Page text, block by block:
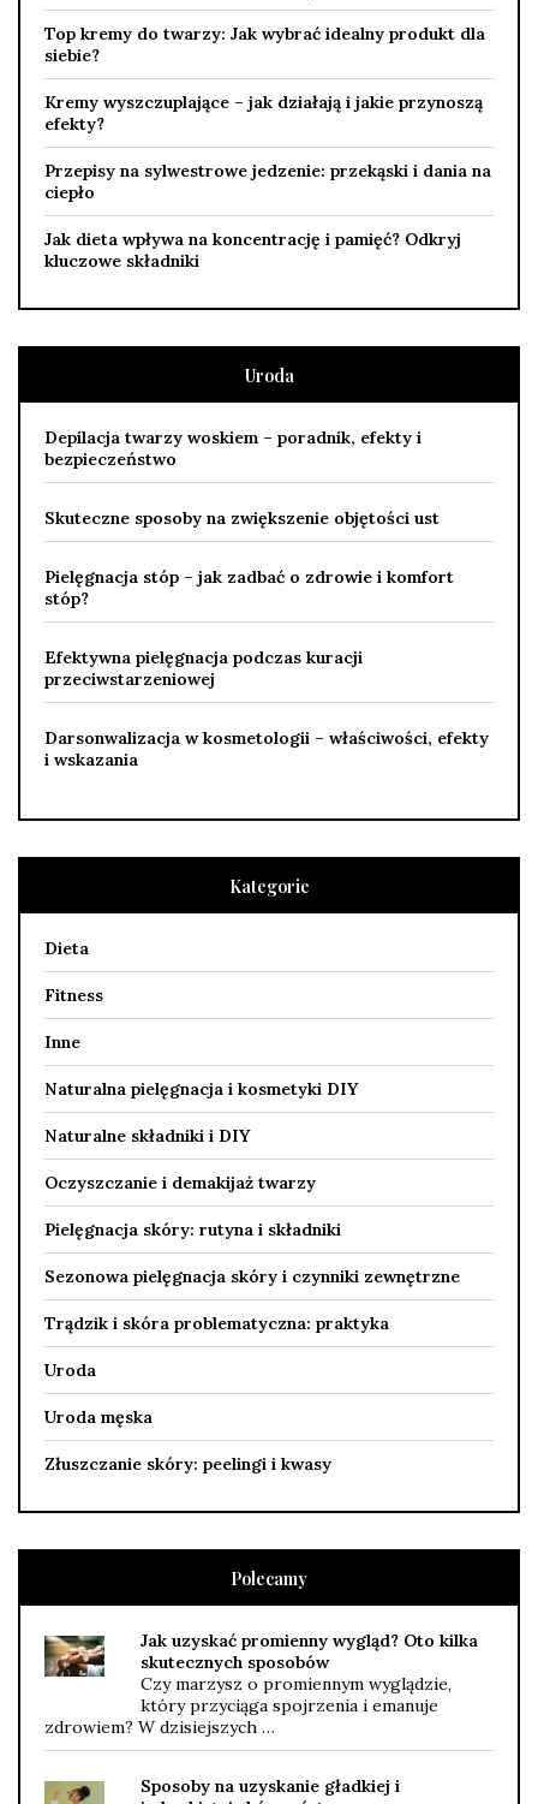
Top kremy do twarzy: Jak wybrać idealny produkt dla
siebie?
Kremy wyszczuplające – jak działają i jakie przynoszą
efekty?
Przepisy na sylwestrowe jedzenie: przekąski i dania na
ciepło
Jak dieta wpływa na koncentrację i pamięć? Odkryj
kluczowe składniki
Uroda
Depilacja twarzy woskiem – poradnik, efekty i
bezpieczeństwo
Skuteczne sposoby na zwiększenie objętości ust
Pielęgnacja stóp – jak zadbać o zdrowie i komfort
stóp?
Efektywna pielęgnacja podczas kuracji
przeciwstarzeniowej
Darsonwalizacja w kosmetologii – właściwości, efekty
i wskazania
Kategorie
Dieta
Fitness
Inne
Naturalna pielęgnacja i kosmetyki DIY
Naturalne składniki i DIY
Oczyszczanie i demakijaż twarzy
Pielęgnacja skóry: rutyna i składniki
Sezonowa pielęgnacja skóry i czynniki zewnętrzne
Trądzik i skóra problematyczna: praktyka
Uroda
Uroda męska
Złuszczanie skóry: peelingi i kwasy
Polecamy
Jak uzyskać promienny wygląd? Oto kilka
skutecznych sposobów
Czy marzysz o promiennym wyglądzie,
który przyciąga spojrzenia i emanuje
zdrowiem? W dzisiejszych …
Sposoby na uzyskanie gładkiej i